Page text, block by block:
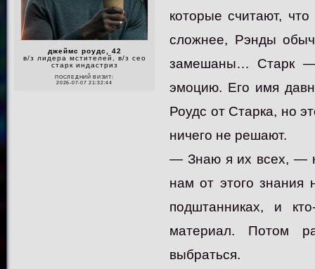
джеймс роудс, 42
в/з лидера мстителей, в/з сео
старк индастриз
ПОСЛЕДНИЙ ВИЗИТ:
2026-07-07 21:32:44
которые считают,
сложнее, Рэнды
замешаны… Старк —
эмоцию. Его имя
Роудс от Старка, но
ничего не решают.
— Знаю я их всех, —
нам от этого знания
подштанниках, и
материал. Потом
выбраться.